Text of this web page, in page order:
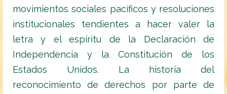
movimientos sociales pacíficos y resoluciones
institucionales tendientes a hacer valer la
letra y el espíritu de la Declaración de
Independencia y la Constitución de los
Estados Unidos. La historia del
reconocimiento de derechos por parte de